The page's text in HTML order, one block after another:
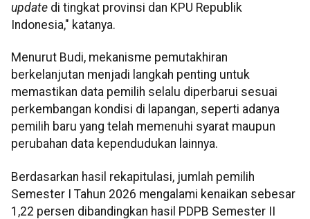
update di tingkat provinsi dan KPU Republik
Indonesia," katanya.
Menurut Budi, mekanisme pemutakhiran
berkelanjutan menjadi langkah penting untuk
memastikan data pemilih selalu diperbarui sesuai
perkembangan kondisi di lapangan, seperti adanya
pemilih baru yang telah memenuhi syarat maupun
perubahan data kependudukan lainnya.
Berdasarkan hasil rekapitulasi, jumlah pemilih
Semester I Tahun 2026 mengalami kenaikan sebesar
1,22 persen dibandingkan hasil PDPB Semester II